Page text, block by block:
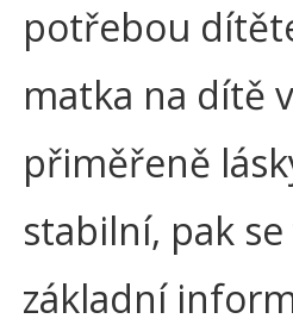
potřebou
matka na dítě
přiměřeně
stabilní, pak
základní